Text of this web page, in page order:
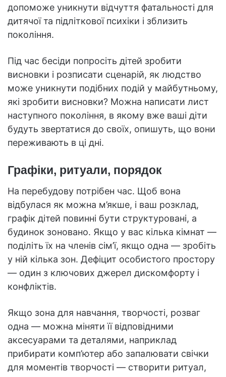
допоможе уникнути відчуття фатальності для
дитячої та підліткової психіки і зблизить
покоління.
Під час бесіди попросіть дітей зробити
висновки і розписати сценарій, як людство
може уникнути подібних подій у майбутньому,
які зробити висновки? Можна написати лист
наступного покоління, в якому вже ваші діти
будуть звертатися до своїх, опишуть, що вони
переживають в ці дні.
Графіки, ритуали, порядок
На перебудову потрібен час. Щоб вона
відбулася як можна м’якше, і ваш розклад,
графік дітей повинні бути структуровані, а
будинок зоновано. Якщо у вас кілька кімнат —
поділіть їх на членів сім’ї, якщо одна — зробіть
у ній кілька зон. Дефіцит особистого простору
— один з ключових джерел дискомфорту і
конфліктів.
Якщо зона для навчання, творчості, розваг
одна — можна міняти її відповідними
аксесуарами та деталями, наприклад
прибирати комп’ютер або запалювати свічки
для моментів творчості — створити ритуал,